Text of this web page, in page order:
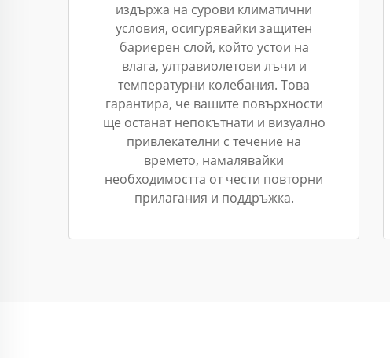
издържа на сурови климатични
условия, осигурявайки защитен
бариерен слой, който устои на
влага, ултравиолетови лъчи и
температурни колебания. Това
гарантира, че вашите повърхности
ще останат непокътнати и визуално
привлекателни с течение на
времето, намалявайки
необходимостта от чести повторни
прилагания и поддръжка.